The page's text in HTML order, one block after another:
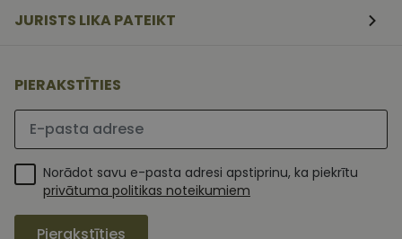
JURISTS LIKA PATEIKT
PIERAKSTĪTIES
Lūdzu ievadiet e-pasta adresi
Norādot savu e-pasta adresi apstiprinu, ka piekrītu
privātuma politikas noteikumiem
Pierakstīties
darbotos